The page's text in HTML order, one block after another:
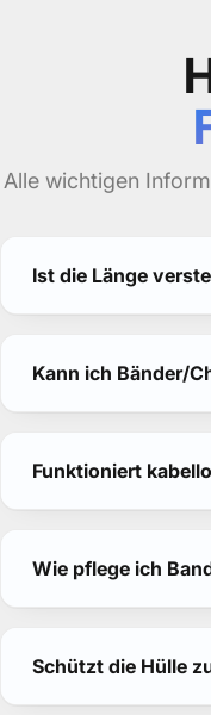
Alle wichtigen
Ist die Länge
Kann ich Bänder/
Funktioniert
Wie pflege ich
Schützt die Hülle